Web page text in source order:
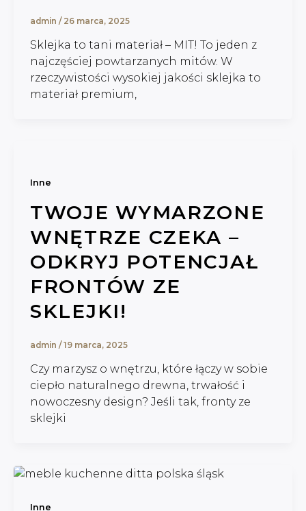
admin / 26 marca, 2025
Sklejka to tani materiał – MIT! To jeden z
najczęściej powtarzanych mitów. W
rzeczywistości wysokiej jakości sklejka to
materiał premium,
Inne
TWOJE WYMARZONE
WNĘTRZE CZEKA –
ODKRYJ POTENCJAŁ
FRONTÓW ZE
SKLEJKI!
admin /19 marca, 2025
Czy marzysz o wnętrzu, które łączy w sobie
ciepło naturalnego drewna, trwałość i
nowoczesny design? Jeśli tak, fronty ze
sklejki
Inne